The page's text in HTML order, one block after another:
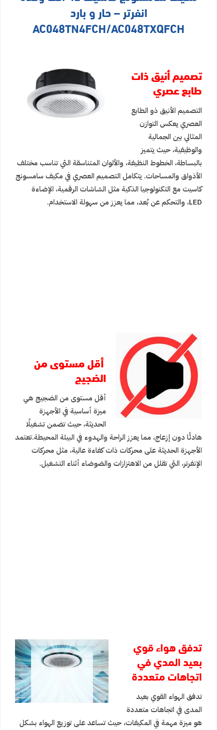
انفرتر – حار و بارد
AC048TN4FCH/AC048TXQFCH
تصميم أنيق ذات
طابع عصري
التصميم الأنيق ذو الطابع
العصري يعكس التوازن
المثالي بين الجمالية
والوظيفية، حيث يتميز
بالبساطة، الخطوط النظيفة، والألوان المتناسقة التي تناسب مختلف
الأذواق والمساحات. يتكامل التصميم العصري في مكيف سامسونج
كاسيت مع التكنولوجيا الذكية مثل الشاشات الرقمية، الإضاءة
LED، والتحكم عن بُعد، مما يعزز من سهولة الاستخدام.
أقل مستوى من
الضجيج
أقل مستوى من الضجيج هي
ميزة أساسية في الأجهزة
الحديثة، حيث تضمن تشغيلًا
هادئًا دون إزعاج، مما يعزز الراحة والهدوء في البيئة المحيطة.تعتمد
الأجهزة الحديثة على محركات ذات كفاءة عالية، مثل محركات
الإنفرتر، التي تقلل من الاهتزازات والضوضاء أثناء التشغيل.
تدفق هواء قوي
بعيد المدي في
اتجاهات متعددة
تدفق الهواء القوي بعيد
المدى في اتجاهات متعددة
هو ميزة مهمة في المكيفات، حيث تساعد على توزيع الهواء بشكل